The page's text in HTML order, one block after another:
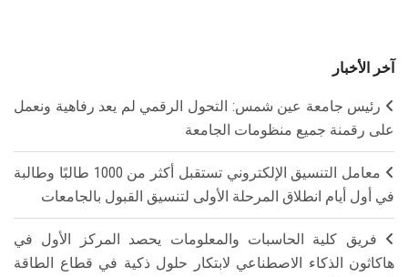
آخر الأخبار
رئيس جامعة عين شمس: التحول الرقمي لم يعد رفاهية ونعمل
على رقمنة جميع منظومات الجامعة
معامل التنسيق الإلكتروني تستقبل أكثر من 1000 طالبًا وطالبة
في أول أيام انطلاق المرحلة الأولى لتنسيق القبول بالجامعات
فريق كلية الحاسبات والمعلومات يحصد المركز الأول في
هاكاثون الذكاء الاصطناعي لابتكار حلول ذكية في قطاع الطاقة